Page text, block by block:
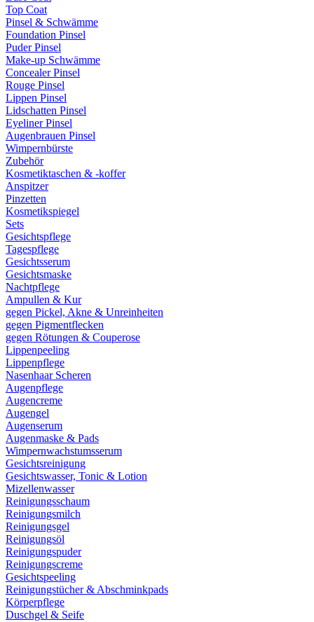
Top Coat
Pinsel & Schwämme
Foundation Pinsel
Puder Pinsel
Make-up Schwämme
Concealer Pinsel
Rouge Pinsel
Lippen Pinsel
Lidschatten Pinsel
Eyeliner Pinsel
Augenbrauen Pinsel
Wimpernbürste
Zubehör
Kosmetiktaschen & -koffer
Anspitzer
Pinzetten
Kosmetikspiegel
Sets
Gesichtspflege
Tagespflege
Gesichtsserum
Gesichtsmaske
Nachtpflege
Ampullen & Kur
gegen Pickel, Akne & Unreinheiten
gegen Pigmentflecken
gegen Rötungen & Couperose
Lippenpeeling
Lippenpflege
Nasenhaar Scheren
Augenpflege
Augencreme
Augengel
Augenserum
Augenmaske & Pads
Wimpernwachstumsserum
Gesichtsreinigung
Gesichtswasser, Tonic & Lotion
Mizellenwasser
Reinigungsschaum
Reinigungsmilch
Reinigungsgel
Reinigungsöl
Reinigungspuder
Reinigungscreme
Gesichtspeeling
Reinigungstücher & Abschminkpads
Körperpflege
Duschgel & Seife